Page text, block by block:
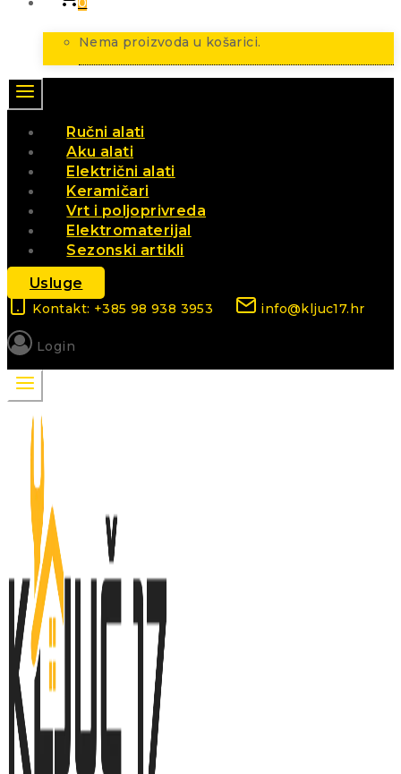
Nema proizvoda u košarici.
Ručni alati
Aku alati
Električni alati
Keramičari
Vrt i poljoprivreda
Elektromaterijal
Sezonski artikli
Usluge
Kontakt: +385 98 938 3953 info@kljuc17.hr
Login